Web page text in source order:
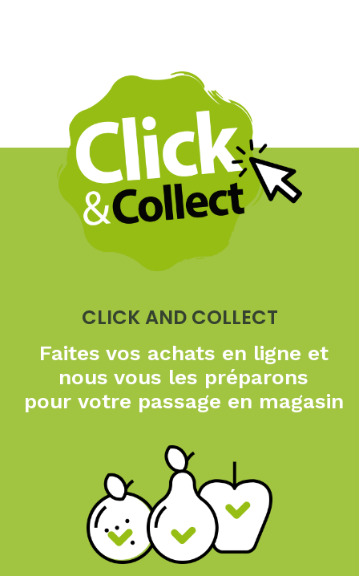
CLICK AND COLLECT
Faites vos achats en ligne et
nous vous les préparons
pourvotre passage en magasin